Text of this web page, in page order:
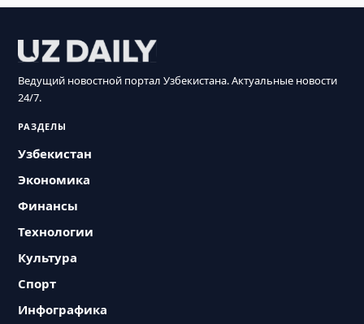
Ведущий новостной портал Узбекистана. Актуальные новости
24/7.
РАЗДЕЛЫ
Узбекистан
Экономика
Финансы
Технологии
Культура
Спорт
Инфографика